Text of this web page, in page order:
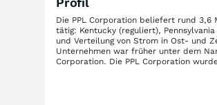
Die PPL Corporation beliefert rund 3,6
tätig: Kentucky (reguliert),
und Verteilung von Strom in Ost- und
Unternehmen war früher unter dem
Corporation. Die PPL Corporation